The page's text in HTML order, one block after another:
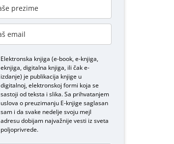
Elektronska knjiga (e-book, e-knjiga,
eknjiga, digitalna knjiga, ili čak e-
izdanje) je publikacija knjige u
digitalnoj, elektronskoj formi koja se
sastoji od teksta i slika. Sa prihvatanjem
uslova o preuzimanju E-knjigesaglasan
sam i da svake nedelje svoju mejl
adresu dobijam najvažnije vesti iz sveta
poljoprivrede.